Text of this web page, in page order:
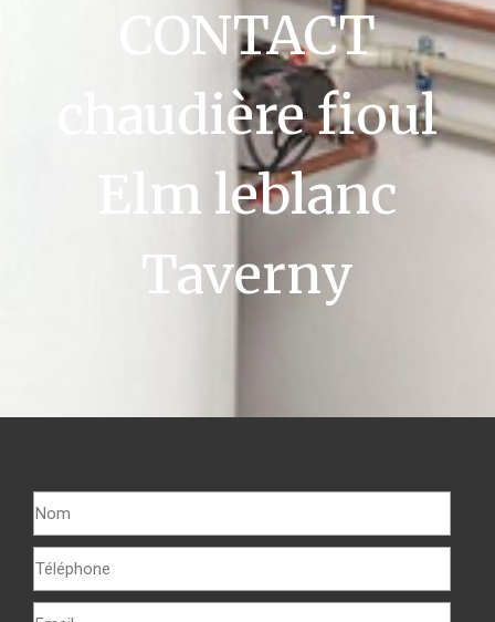
CONTACT
chaudière fioul
Elm leblanc
Taverny